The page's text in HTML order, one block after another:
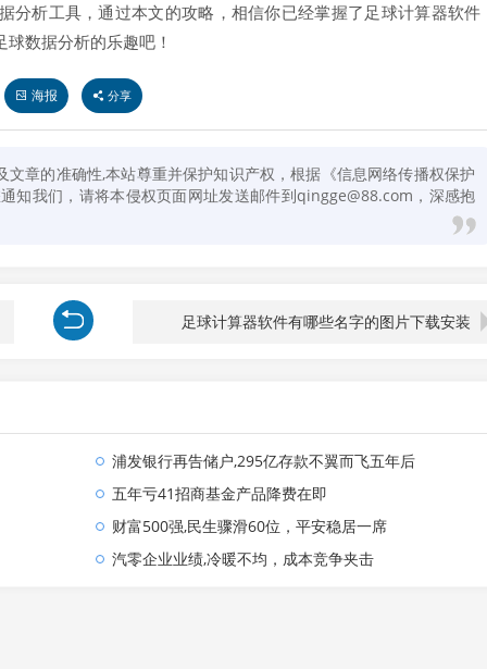
分析工具，通过本文的攻略，相信你已经掌握了足球计算器软件
数据分析的乐趣吧！
海报 分享
章的准确性,本站尊重并保护知识产权，根据《信息网络传播权保护
知我们，请将本侵权页面网址发送邮件到qingge@88.com，深感抱
足球计算器软件有哪些名字的图片下载安装
浦发银行再告储户,295亿存款不翼而飞五年后
五年亏41招商基金产品降费在即
财富500强,民生骤滑60位，平安稳居一席
汽零企业业绩,冷暖不均，成本竞争夹击